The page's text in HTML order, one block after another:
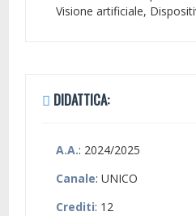
Visione artificiale,
DIDATTICA:
A.A.: 2024/2025
Canale: UNICO
Crediti: 12